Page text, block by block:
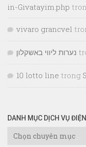
in-Givatayim.php
vivaro grancvel
נערות ליווי באשקלון
10 lotto line trong
DANH MỤC DỊCH VỤ
Danh